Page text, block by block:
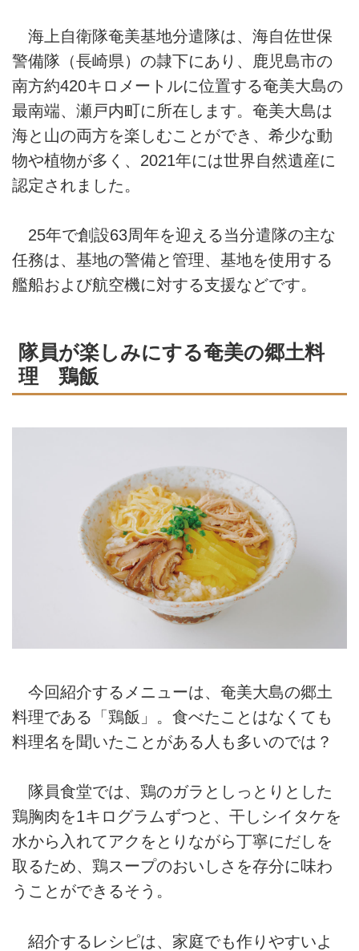
海上自衛隊奄美基地分遣隊は、海自佐世保
警備隊（長崎県）の隷下にあり、鹿児島市の
南方約420キロメートルに位置する奄美大島の
最南端、瀬戸内町に所在します。奄美大島は
海と山の両方を楽しむことができ、希少な動
物や植物が多く、2021年には世界自然遺産に
認定されました。
25年で創設63周年を迎える当分遣隊の主な
任務は、基地の警備と管理、基地を使用する
艦船および航空機に対する支援などです。
隊員が楽しみにする奄美の郷土料
理 鶏飯
今回紹介するメニューは、奄美大島の郷土
料理である「鶏飯」。食べたことはなくても
料理名を聞いたことがある人も多いのでは？
隊員食堂では、鶏のガラとしっとりとした
鶏胸肉を1キログラムずつと、干しシイタケを
水から入れてアクをとりながら丁寧にだしを
取るため、鶏スープのおいしさを存分に味わ
うことができるそう。
紹介するレシピは、家庭でも作りやすいよ